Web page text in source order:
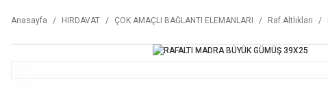
Anasayfa HIRDAVAT ÇOK AMAÇLI BAĞLANTI ELEMANLARI Raf Altlıkları